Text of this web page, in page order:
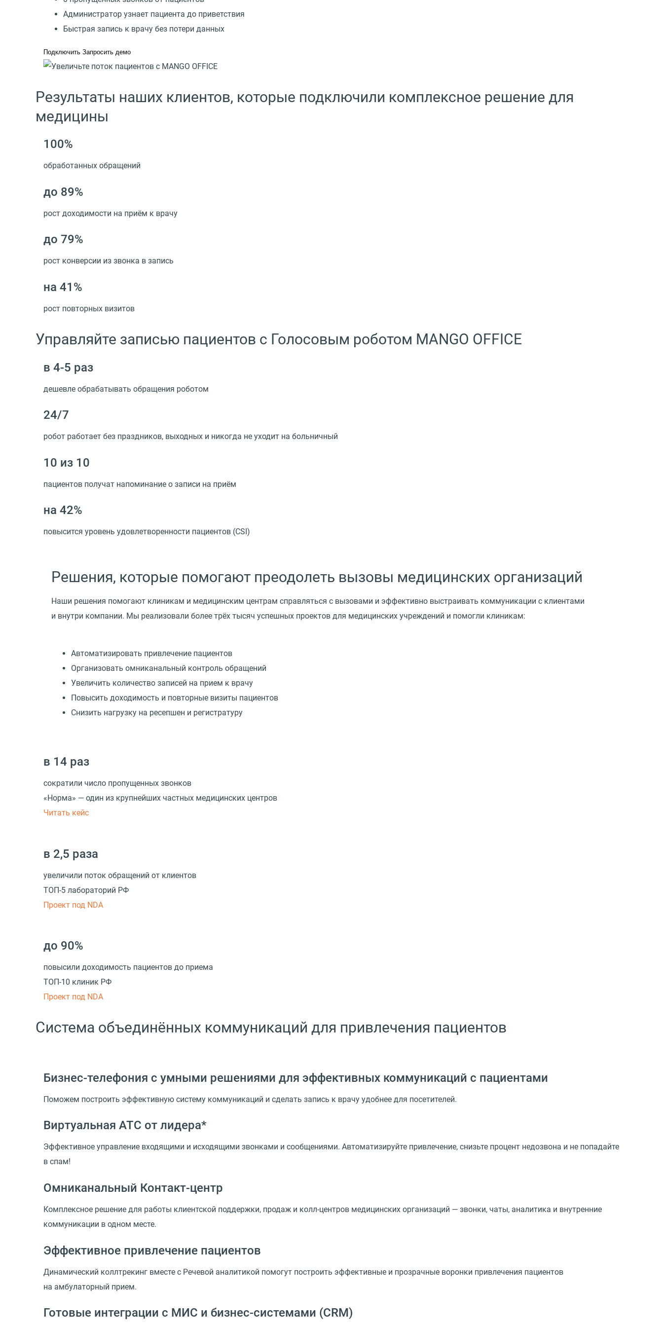
Администратор узнает пациента до приветствия
Быстрая запись к врачу без потери данных
Подключить Запросить демо
Результаты наших клиентов, которые подключили комплексное решение для
медицины
100%
обработанных обращений
до 89%
рост доходимости на приём к врачу
до 79%
рост конверсии из звонка в запись
на 41%
рост повторных визитов
Управляйте записью пациентов с Голосовым роботом MANGO OFFICE
в 4-5 раз
дешевле обрабатывать обращения роботом
24/7
робот работает без праздников, выходных и никогда не уходит на больничный
10 из 10
пациентов получат напоминание о записи на приём
на 42%
повысится уровень удовлетворенности пациентов (CSI)
Решения, которые помогают преодолеть вызовы медицинских организаций
Наши решения помогают клиникам и медицинским центрам справляться с вызовами и эффективно выстраивать коммуникации с клиентами
и внутри компании. Мы реализовали более трёх тысяч успешных проектов для медицинских учреждений и помогли клиникам:
Автоматизировать привлечение пациентов
Организовать омниканальный контроль обращений
Увеличить количество записей на прием к врачу
Повысить доходимость и повторные визиты пациентов
Снизить нагрузку на ресепшен и регистратуру
в 14 раз
сократили число пропущенных звонков
«Норма» — один из крупнейших частных медицинских центров
Читать кейс
в 2,5 раза
увеличили поток обращений от клиентов
ТОП-5 лабораторий РФ
Проект под NDA
до 90%
повысили доходимость пациентов до приема
ТОП-10 клиник РФ
Проект под NDA
Система объединённых коммуникаций для привлечения пациентов
Бизнес-телефония с умными решениями для эффективных коммуникаций с пациентами
Поможем построить эффективную систему коммуникаций и сделать запись к врачу удобнее для посетителей.
Виртуальная АТС от лидера*
Эффективное управление входящими и исходящими звонками и сообщениями. Автоматизируйте привлечение, снизьте процент недозвона и не попадайте
в спам!
Омниканальный Контакт-центр
Комплексное решение для работы клиентской поддержки, продаж и колл-центров медицинских организаций — звонки, чаты, аналитика и внутренние
коммуникации в одном месте.
Эффективное привлечение пациентов
Динамический коллтрекинг вместе с Речевой аналитикой помогут построить эффективные и прозрачные воронки привлечения пациентов
на амбулаторный прием.
Готовые интеграции с МИС и бизнес-системами (CRM)